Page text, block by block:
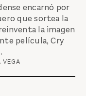
encarnó por
que sortea la
la imagen
película, Cry